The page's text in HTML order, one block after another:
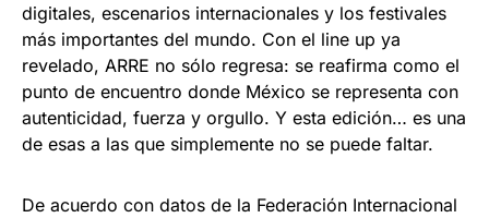
digitales, escenarios internacionales y los festivales
más importantes del mundo. Con el line up ya
revelado, ARRE no sólo regresa: se reafirma como el
punto de encuentro donde México se representa con
autenticidad, fuerza y orgullo. Y esta edición… es una
de esas a las que simplemente no se puede faltar.
De acuerdo con datos de la Federación Internacional